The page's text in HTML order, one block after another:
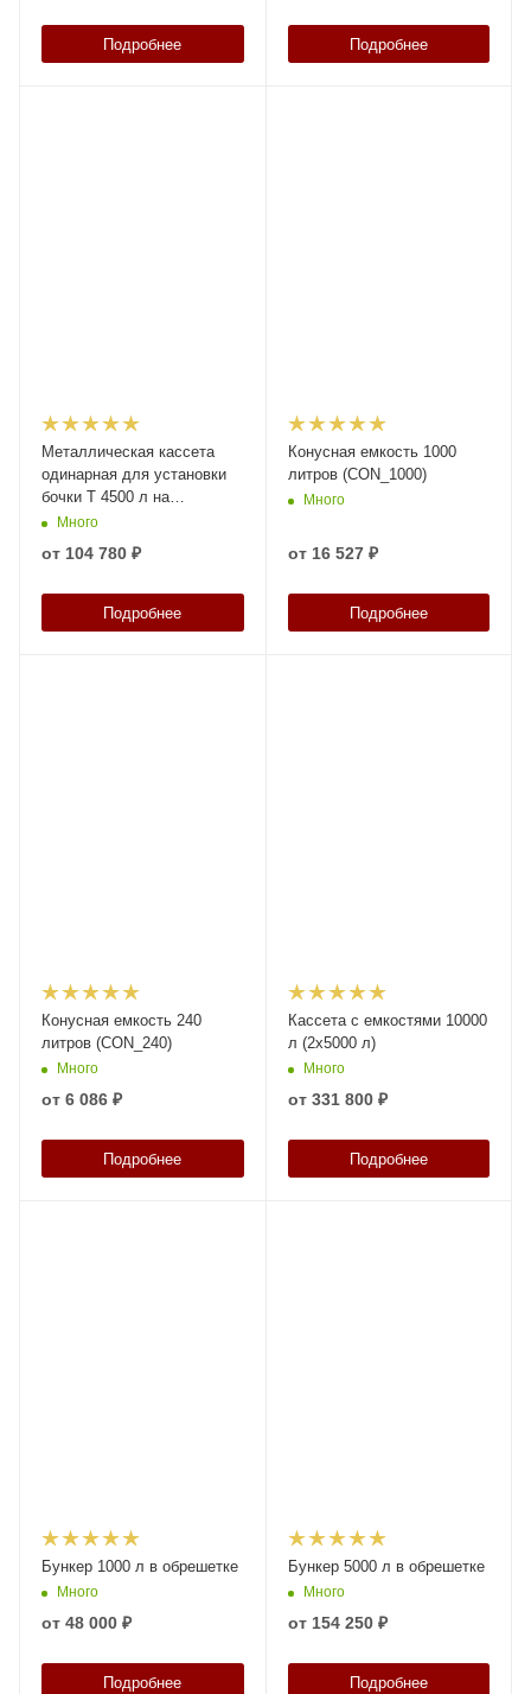
Подробнее Подробнее
Металлическая кассета
одинарная для установки
бочки Т 4500 л на
агротехнику или грузовой
автотранспорт
Много
от 104 780 ₽
Подробнее
Конусная емкость 1000
литров (CON_1000)
Много
от 16 527 ₽
Подробнее
Конусная емкость 240
литров (CON_240)
Много
от 6 086 ₽
Подробнее
Кассета с емкостями 10000
л (2х5000 л)
Много
от 331 800 ₽
Подробнее
Бункер 1000 л в обрешетке
Много
от 48 000 ₽
Подробнее
Бункер 5000 л в обрешетке
Много
от 154 250 ₽
Подробнее